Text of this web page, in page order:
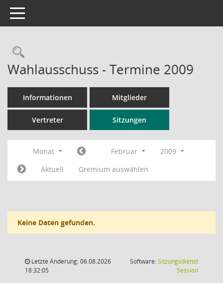
Toggle navigation
Rechercheauswahl
Wahlausschuss - Termine 2009
Informationen Mitglieder
Vertreter Sitzungen
Monat Februar
2009
Aktuell
Gremium auswählen
Keine Daten gefunden.
Letzte Änderung: 06.08.2026
18:32:05
Software:Sitzungsdienst
Session(Wird in